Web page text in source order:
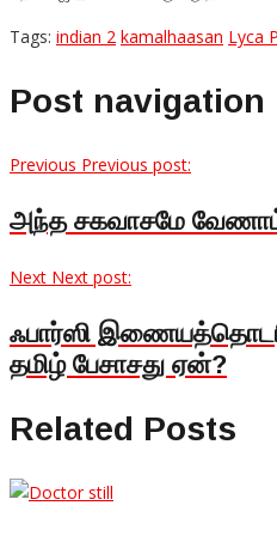
Tags: indian 2 kamalhaasan Lyca
Post navigation
Previous Previous post:
அந்த சகவாசமே வேணாம்
Next Next post:
ஃபார்ஸி
தமிழ் பேசாசது ஏன்?
Related Posts